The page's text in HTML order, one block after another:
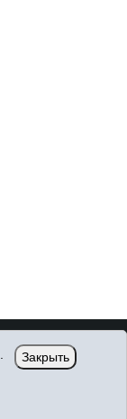
Закрыть